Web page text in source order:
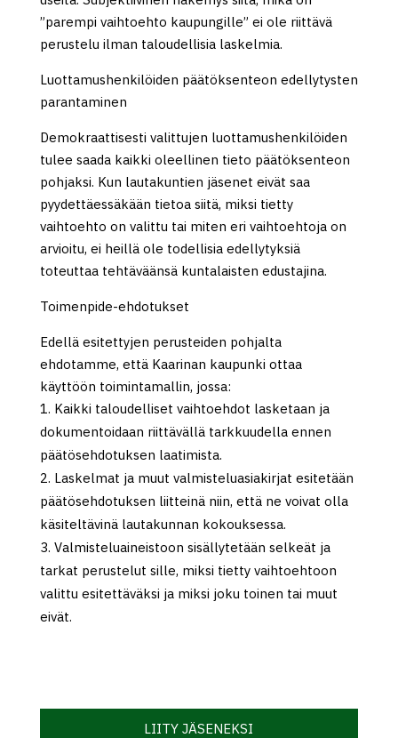
”parempi vaihtoehto kaupungille” ei ole riittävä
perustelu ilman taloudellisia laskelmia.
Luottamushenkilöiden päätöksenteon edellytysten
parantaminen
Demokraattisesti valittujen luottamushenkilöiden
tulee saada kaikki oleellinen tieto päätöksenteon
pohjaksi. Kun lautakuntien jäsenet eivät saa
pyydettäessäkään tietoa siitä, miksi tietty
vaihtoehto on valittu tai miten eri vaihtoehtoja on
arvioitu, ei heillä ole todellisia edellytyksiä
toteuttaa tehtäväänsä kuntalaisten edustajina.
Toimenpide-ehdotukset
Edellä esitettyjen perusteiden pohjalta
ehdotamme, että Kaarinan kaupunki ottaa
käyttöön toimintamallin, jossa:
Kaikki taloudelliset vaihtoehdot lasketaan ja
dokumentoidaan riittävällä tarkkuudella ennen
päätösehdotuksen laatimista.
Laskelmat ja muut valmisteluasiakirjat esitetään
päätösehdotuksen liitteinä niin, että ne voivat olla
käsiteltävinä lautakunnan kokouksessa.
Valmisteluaineistoon sisällytetään selkeät ja
tarkat perustelut sille, miksi tietty vaihtoehtoon
valittu esitettäväksi ja miksi joku toinen tai muut
eivät.
LIITY JÄSENEKSI